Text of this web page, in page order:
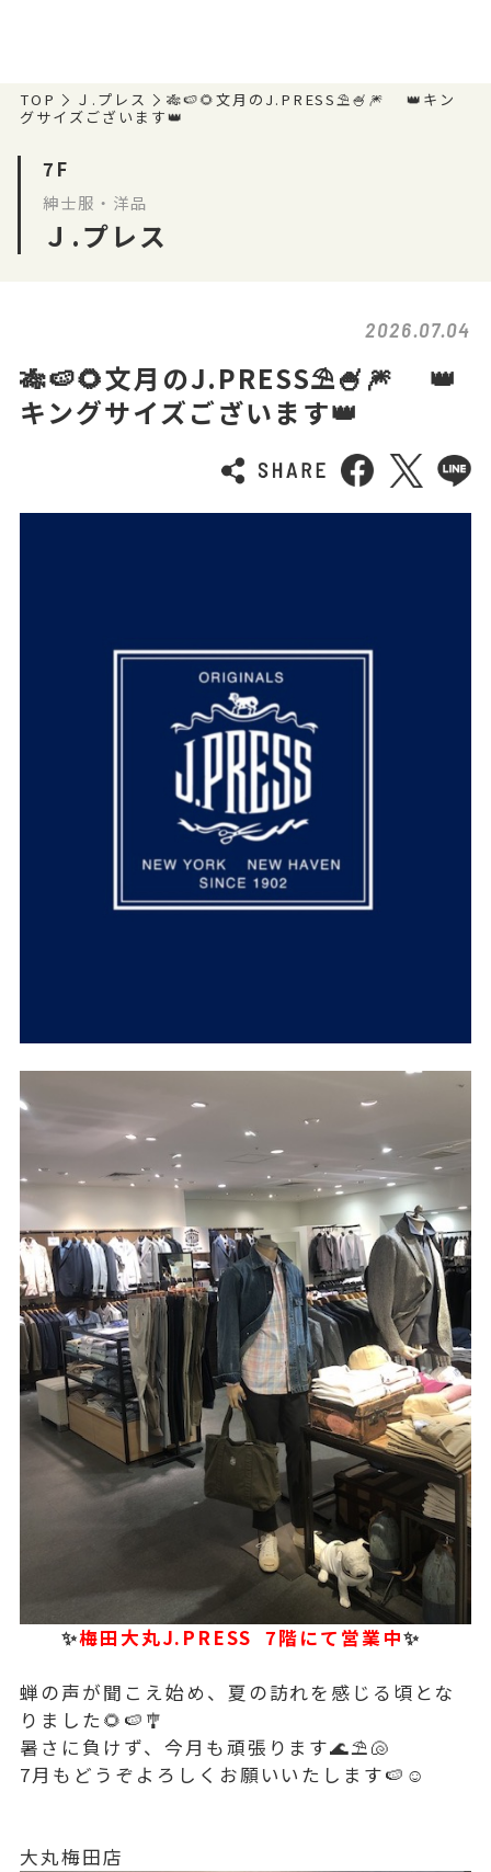
TOP Ｊ.プレス
🎋🍉🌻文月のJ.PRESS⛱️🍧🎆 👑キン
グサイズございます👑
7F
紳士服・洋品
Ｊ.プレス
2026.07.04
🎋🍉🌻文月のJ.PRESS⛱️🍧🎆 👑
キングサイズございます👑
✨梅田大丸J.PRESS 7階にて営業中✨
蝉の声が聞こえ始め、夏の訪れを感じる頃とな
りました🌻🍉🎐
暑さに負けず、今月も頑張ります🌊⛱️🐚
7月もどうぞよろしくお願いいたします🍉☺️
大丸梅田店